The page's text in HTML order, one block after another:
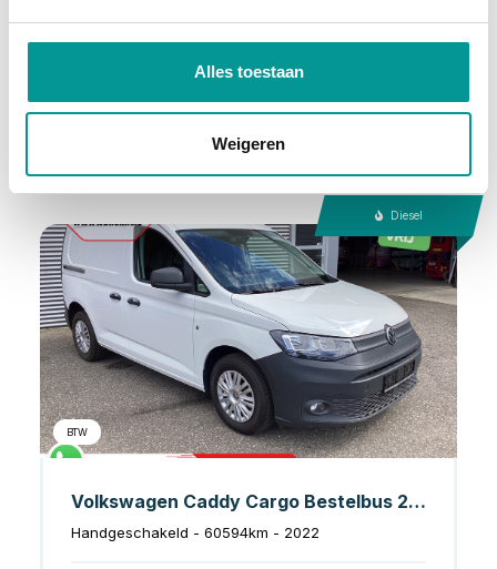
Alles toestaan
Weigeren
Diesel
BTW
Volkswagen Caddy Cargo Bestelbus 2.0 TDI 100 pk Omvormer/ Sortimo/ Cruise/ Airco/ DAB
Handgeschakeld - 60594km - 2022